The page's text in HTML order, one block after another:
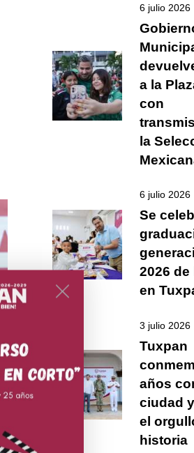
6 julio 2026
a la
con
la
6 julio 2026
Se
2026 de
en
3 julio 2026
Tuxpan
años
ciudad
el
historia